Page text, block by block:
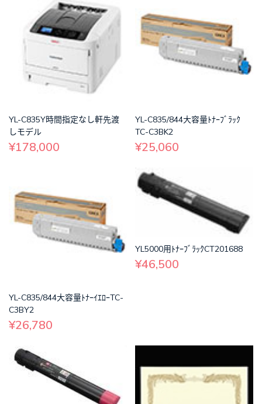
YL-C835Y時間指定なし軒先渡
しモデル
¥178,000
YL-C835/844大容量ﾄﾅｰﾌﾞﾗｯｸ
TC-C3BK2
¥25,060
YL-C835/844大容量ﾄﾅｰｲｴﾛｰTC-
C3BY2
¥26,780
YL5000用ﾄﾅｰﾌﾞﾗｯｸCT201688
¥46,500